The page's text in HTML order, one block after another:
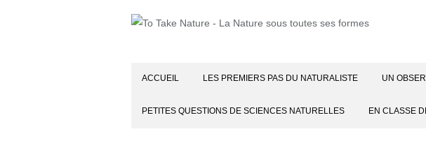
ACCUEIL LES PREMIERS PAS DU NATURALISTE UN
PETITES QUESTIONS DE SCIENCES NATURELLES EN CLASSE